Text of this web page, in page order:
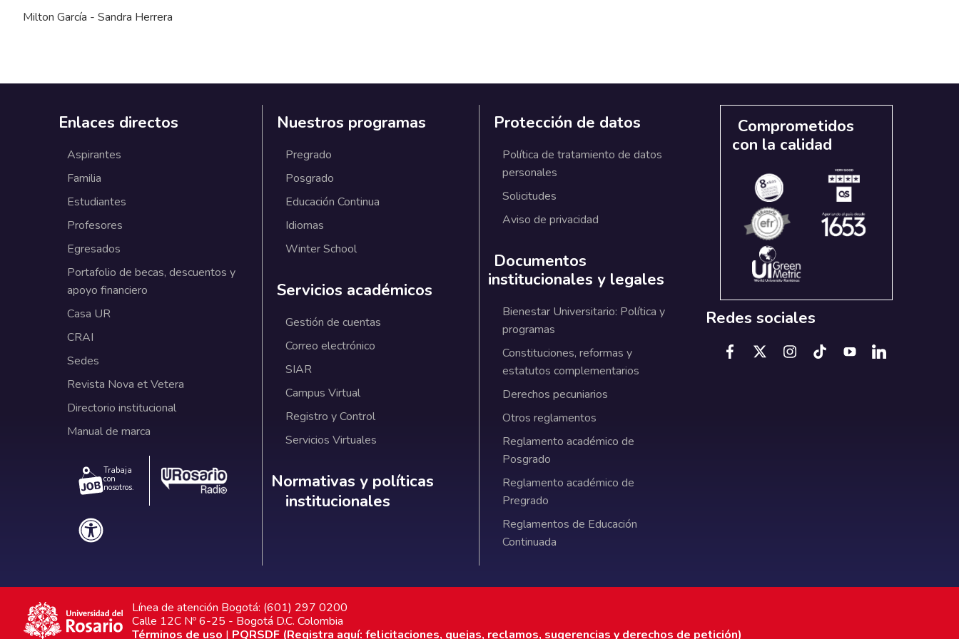
Milton García - Sandra Herrera
Enlaces directos
Aspirantes
Familia
Estudiantes
Profesores
Egresados
Portafolio de becas, descuentos y
apoyo financiero
Casa UR
CRAI
Sedes
Revista Nova et Vetera
Directorio institucional
Manual de marca
Trabaja
con
nosotros.
Nuestros programas
Pregrado
Posgrado
Educación Continua
Idiomas
Winter School
Servicios académicos
Gestión de cuentas
Correo electrónico
SIAR
Campus Virtual
Registro y Control
Servicios Virtuales
Normativas y políticas institucionales
Normativas y políticas
institucionales
Protección de datos
Política de tratamiento de datos
personales
Solicitudes
Aviso de privacidad
Documentos
institucionales y legales
Bienestar Universitario: Política y
programas
Constituciones, reformas y
estatutos complementarios
Derechos pecuniarios
Otros reglamentos
Reglamento académico de
Posgrado
Reglamento académico de
Pregrado
Reglamentos de Educación
Continuada
Comprometidos
con la calidad
Redes sociales
Línea de atención Bogotá: (601) 297 0200
Calle 12C Nº 6-25 - Bogotá D.C. Colombia
Términos de uso | PQRSDF (Registra aquí: felicitaciones, quejas, reclamos, sugerencias y derechos de petición)